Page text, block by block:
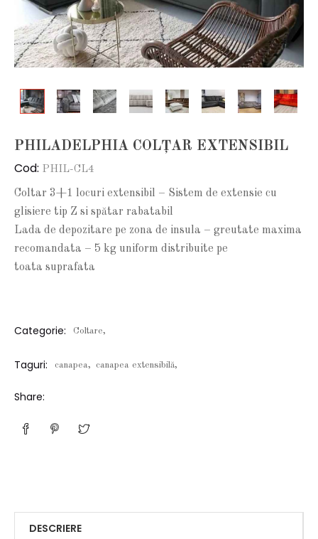
PHILADELPHIA COLȚAR EXTENSIBIL
Cod: PHIL-CL4
Coltar 3+1 locuri extensibil – Sistem de extensie cu
glisiere tip Z si spătar rabatabil
Lada de depozitare pe zona de insula – greutate maxima
recomandata – 5 kg uniform distribuite pe
toata suprafata
Categorie: Coltare,
Taguri: canapea, canapea extensibilă,
Share:
DESCRIERE